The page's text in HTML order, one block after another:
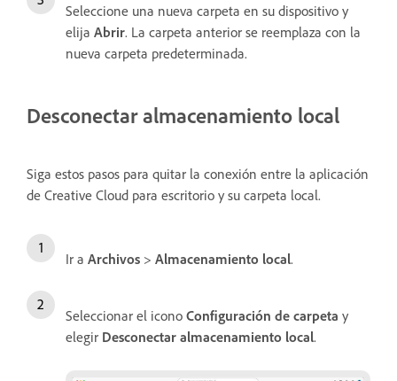
Seleccione una nueva carpeta en su dispositivo y
elija Abrir. La carpeta anterior se reemplaza con la
nueva carpeta predeterminada.
Desconectar almacenamiento local
Siga estos pasos para quitar la conexión entre la aplicación
de Creative Cloud para escritorio y su carpeta local.
Ir a Archivos > Almacenamiento local.
Seleccionar el icono Configuración de carpeta y
elegir Desconectar almacenamiento local.